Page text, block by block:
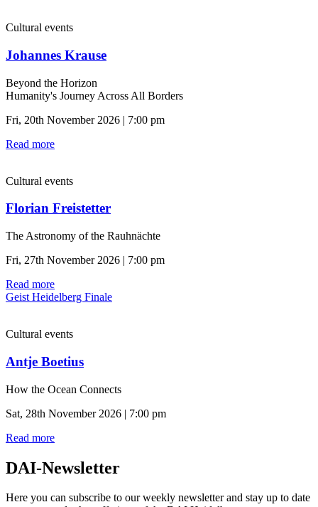
Cultural events
Johannes Krause
Beyond the Horizon
Humanity's Journey Across All Borders
Fri, 20th November 2026 | 7:00 pm
Read more
Cultural events
Florian Freistetter
The Astronomy of the Rauhnächte
Fri, 27th November 2026 | 7:00 pm
Read more
Geist Heidelberg Finale
Cultural events
Antje Boetius
How the Ocean Connects
Sat, 28th November 2026 | 7:00 pm
Read more
DAI-Newsletter
Here you can subscribe to our weekly newsletter and stay up to date